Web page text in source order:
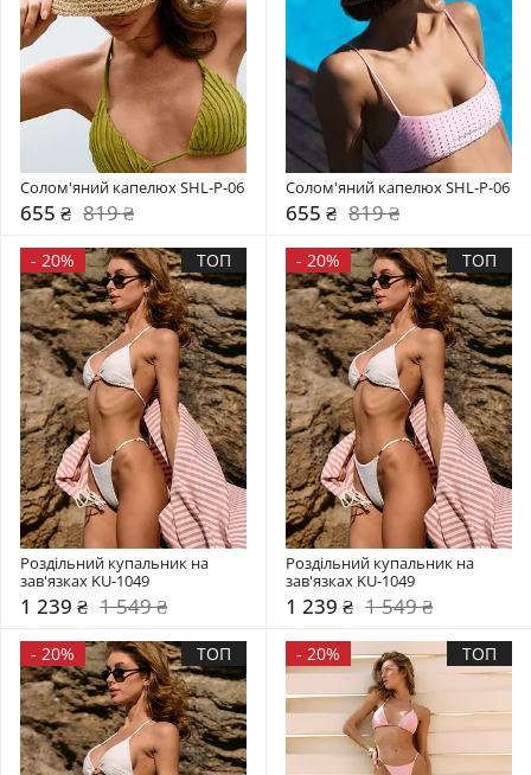
Солом'яний капелюх SHL-P-06
655 ₴ 819 ₴
Солом'яний капелюх SHL-P-06
655 ₴ 819 ₴
- 20% ТОП
Роздільний купальник на
зав'язках KU-1049
1 239 ₴ 1 549 ₴
- 20% ТОП
Роздільний купальник на
зав'язках KU-1049
1 239 ₴ 1 549 ₴
- 20% ТОП - 20% ТОП